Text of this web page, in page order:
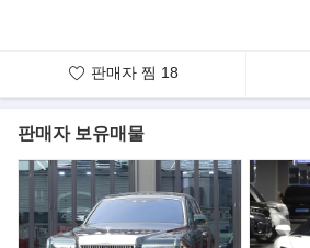
일반 승용모델과 픽업모델만 생산하였다.
의 후속작이자 전륜구동의 포니 엑셀이
출시된 후에도 병행 생산하다가, 연료 효
용모델의 판매를 1988년 4월에 중단시킨
뒤 영업용 택시와 픽업 모델을 1990년까
을 종료시키게 된다. 그리고 단종 4년 후인
판매자 찜 18
판매자 보유매물